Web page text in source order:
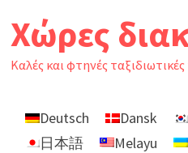
toΧώρες
Καλές και φτηνές
Deutsch Dansk
日本語
Melayu